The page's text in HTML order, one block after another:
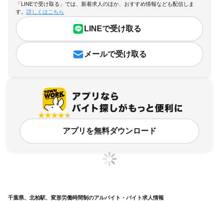
「LINEで受け取る」では、新着求人のほか、おすすめ情報なども配信しま
す。 詳しくはこちら
LINEで受け取る
メールで受け取る
アプリを無料ダウンロード
千葉県、北柏駅、変形労働時間制のアルバイト・バイト求人情報